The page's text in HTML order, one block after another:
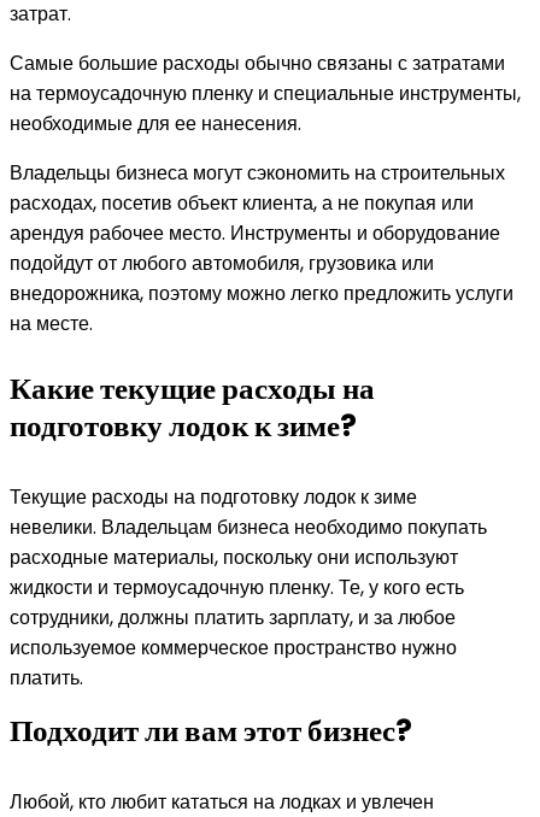
затрат.
Самые большие расходы обычно связаны с затратами
на термоусадочную пленку и специальные инструменты,
необходимые для ее нанесения.
Владельцы бизнеса могут сэкономить на строительных
расходах, посетив объект клиента, а не покупая или
арендуя рабочее место. Инструменты и оборудование
подойдут от любого автомобиля, грузовика или
внедорожника, поэтому можно легко предложить услуги
на месте.
Какие текущие расходы на
подготовку лодок к зиме?
Текущие расходы на подготовку лодок к зиме
невелики. Владельцам бизнеса необходимо покупать
расходные материалы, поскольку они используют
жидкости и термоусадочную пленку. Те, у кого есть
сотрудники, должны платить зарплату, и за любое
используемое коммерческое пространство нужно
платить.
Подходит ли вам этот бизнес?
Любой, кто любит кататься на лодках и увлечен